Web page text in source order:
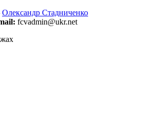
Олександр Стадниченко
fcvadmin@ukr.net